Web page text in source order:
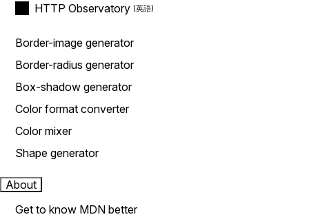
HTTP Observatory
Border-image generator
Border-radius generator
Box-shadow generator
Color format converter
Color mixer
Shape generator
About
Get to know MDN better